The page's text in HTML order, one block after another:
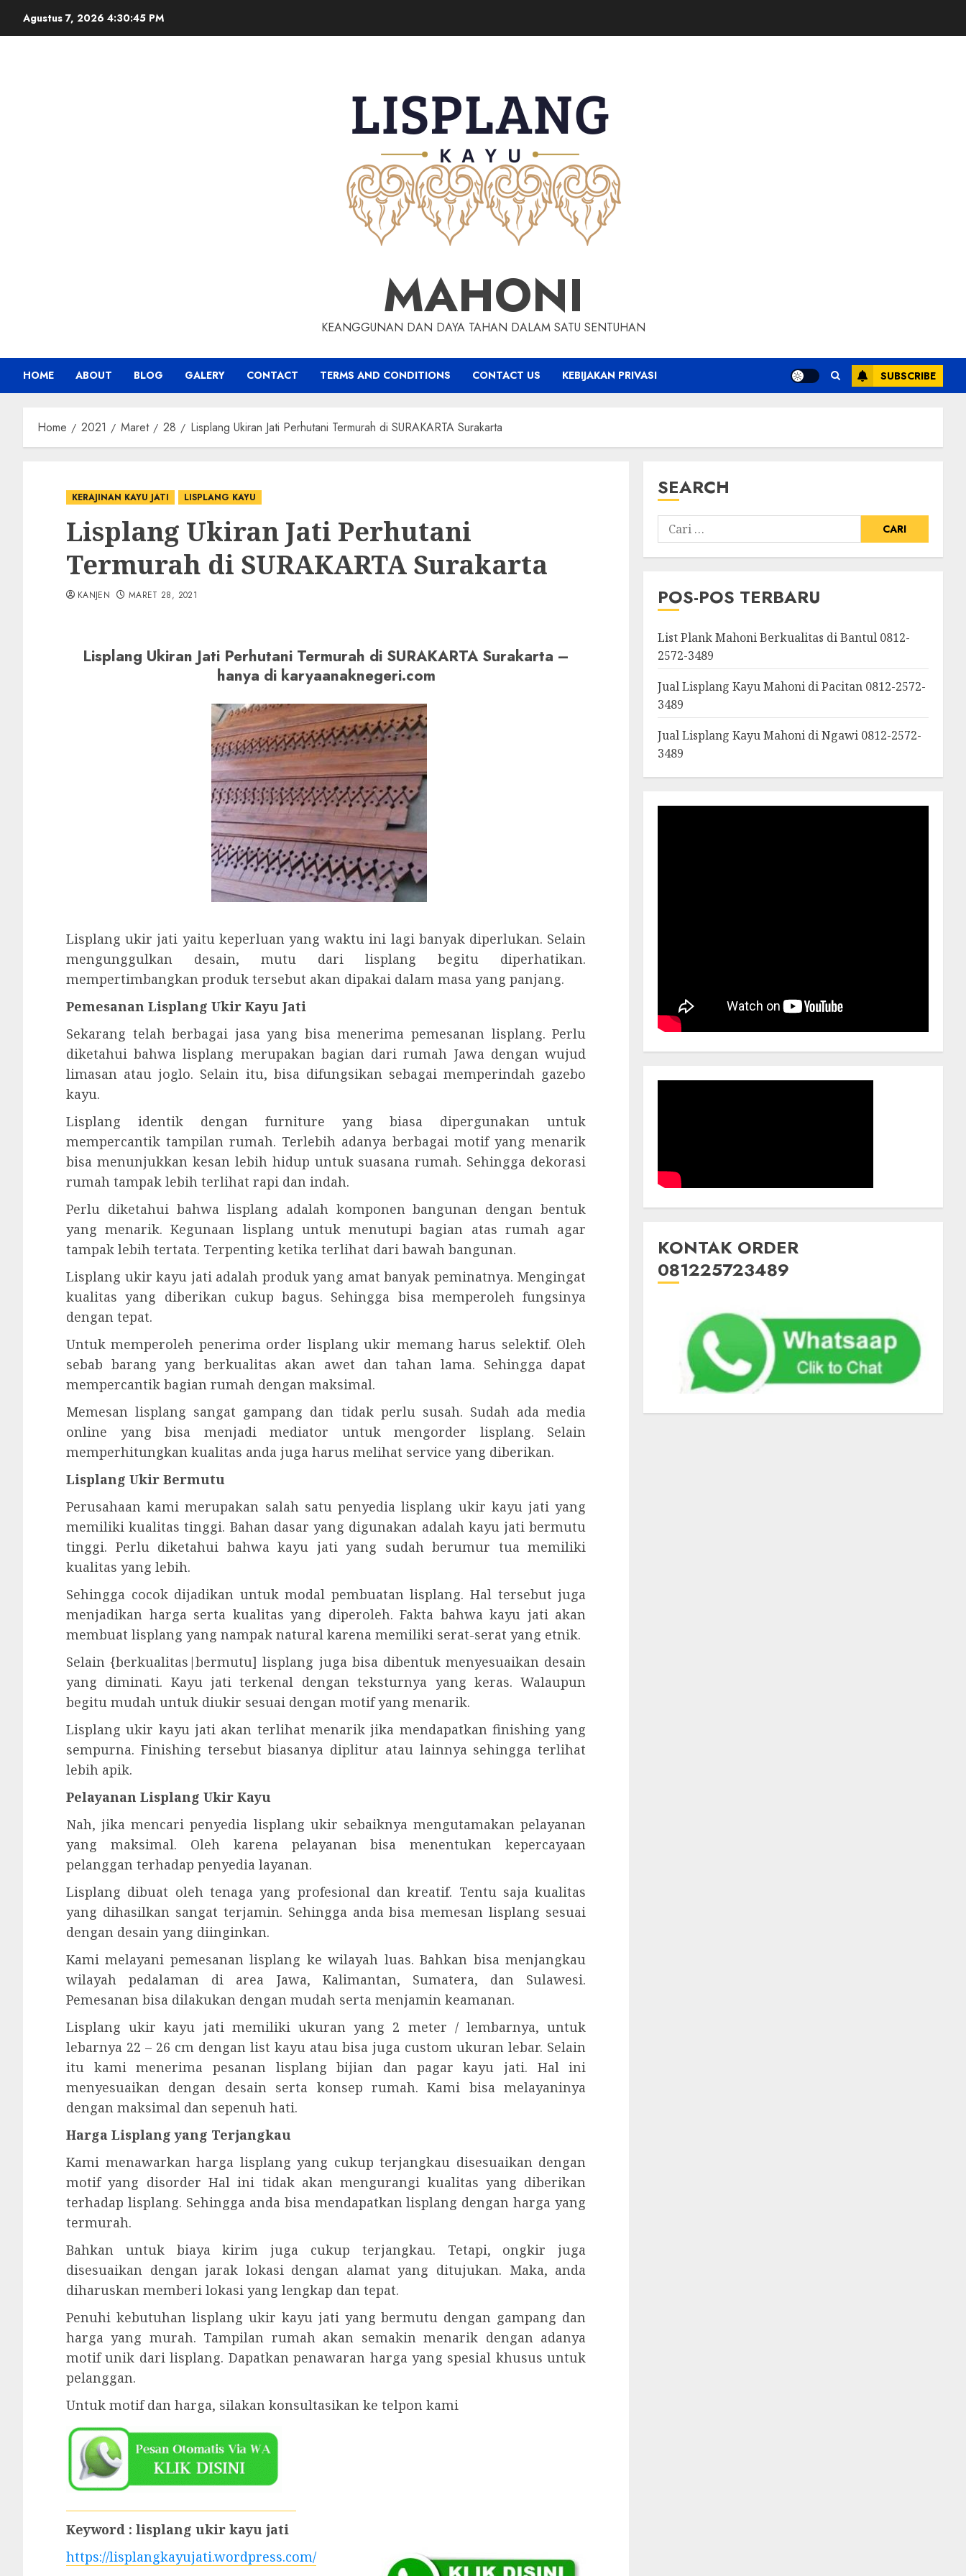
Agustus 7, 2026 4:30:46 PM
MAHONI
KEANGGUNAN DAN DAYA TAHAN DALAM SATU SENTUHAN
HOME ABOUT BLOG GALERY CONTACT TERMS AND CONDITIONS CONTACT US KEBIJAKAN PRIVASI SUBSCRIBE
Home 2021 Maret 28 Lisplang Ukiran Jati Perhutani Termurah di SURAKARTA Surakarta
KERAJINAN KAYU JATI LISPLANG KAYU
Lisplang Ukiran Jati Perhutani
Termurah di SURAKARTA Surakarta
KANJEN MARET 28, 2021
Lisplang Ukiran Jati Perhutani Termurah di SURAKARTA Surakarta –
hanya di karyaanaknegeri.com
Lisplang ukir jati yaitu keperluan yang waktu ini lagi banyak diperlukan. Selain
mengunggulkan desain, mutu dari lisplang begitu diperhatikan.
mempertimbangkan produk tersebut akan dipakai dalam masa yang panjang.
Pemesanan Lisplang Ukir Kayu Jati
Sekarang telah berbagai jasa yang bisa menerima pemesanan lisplang. Perlu
diketahui bahwa lisplang merupakan bagian dari rumah Jawa dengan wujud
limasan atau joglo. Selain itu, bisa difungsikan sebagai memperindah gazebo
kayu.
Lisplang identik dengan furniture yang biasa dipergunakan untuk
mempercantik tampilan rumah. Terlebih adanya berbagai motif yang menarik
bisa menunjukkan kesan lebih hidup untuk suasana rumah. Sehingga dekorasi
rumah tampak lebih terlihat rapi dan indah.
Perlu diketahui bahwa lisplang adalah komponen bangunan dengan bentuk
yang menarik. Kegunaan lisplang untuk menutupi bagian atas rumah agar
tampak lebih tertata. Terpenting ketika terlihat dari bawah bangunan.
Lisplang ukir kayu jati adalah produk yang amat banyak peminatnya. Mengingat
kualitas yang diberikan cukup bagus. Sehingga bisa memperoleh fungsinya
dengan tepat.
Untuk memperoleh penerima order lisplang ukir memang harus selektif. Oleh
sebab barang yang berkualitas akan awet dan tahan lama. Sehingga dapat
mempercantik bagian rumah dengan maksimal.
Memesan lisplang sangat gampang dan tidak perlu susah. Sudah ada media
online yang bisa menjadi mediator untuk mengorder lisplang. Selain
memperhitungkan kualitas anda juga harus melihat service yang diberikan.
Lisplang Ukir Bermutu
Perusahaan kami merupakan salah satu penyedia lisplang ukir kayu jati yang
memiliki kualitas tinggi. Bahan dasar yang digunakan adalah kayu jati bermutu
tinggi. Perlu diketahui bahwa kayu jati yang sudah berumur tua memiliki
kualitas yang lebih.
Sehingga cocok dijadikan untuk modal pembuatan lisplang. Hal tersebut juga
menjadikan harga serta kualitas yang diperoleh. Fakta bahwa kayu jati akan
membuat lisplang yang nampak natural karena memiliki serat-serat yang etnik.
Selain {berkualitas|bermutu] lisplang juga bisa dibentuk menyesuaikan desain
yang diminati. Kayu jati terkenal dengan teksturnya yang keras. Walaupun
begitu mudah untuk diukir sesuai dengan motif yang menarik.
Lisplang ukir kayu jati akan terlihat menarik jika mendapatkan finishing yang
sempurna. Finishing tersebut biasanya diplitur atau lainnya sehingga terlihat
lebih apik.
Pelayanan Lisplang Ukir Kayu
Nah, jika mencari penyedia lisplang ukir sebaiknya mengutamakan pelayanan
yang maksimal. Oleh karena pelayanan bisa menentukan kepercayaan
pelanggan terhadap penyedia layanan.
Lisplang dibuat oleh tenaga yang profesional dan kreatif. Tentu saja kualitas
yang dihasilkan sangat terjamin. Sehingga anda bisa memesan lisplang sesuai
dengan desain yang diinginkan.
Kami melayani pemesanan lisplang ke wilayah luas. Bahkan bisa menjangkau
wilayah pedalaman di area Jawa, Kalimantan, Sumatera, dan Sulawesi.
Pemesanan bisa dilakukan dengan mudah serta menjamin keamanan.
Lisplang ukir kayu jati memiliki ukuran yang 2 meter / lembarnya, untuk
lebarnya 22 – 26 cm dengan list kayu atau bisa juga custom ukuran lebar. Selain
itu kami menerima pesanan lisplang bijian dan pagar kayu jati. Hal ini
menyesuaikan dengan desain serta konsep rumah. Kami bisa melayaninya
dengan maksimal dan sepenuh hati.
Harga Lisplang yang Terjangkau
Kami menawarkan harga lisplang yang cukup terjangkau disesuaikan dengan
motif yang disorder Hal ini tidak akan mengurangi kualitas yang diberikan
terhadap lisplang. Sehingga anda bisa mendapatkan lisplang dengan harga yang
termurah.
Bahkan untuk biaya kirim juga cukup terjangkau. Tetapi, ongkir juga
disesuaikan dengan jarak lokasi dengan alamat yang ditujukan. Maka, anda
diharuskan memberi lokasi yang lengkap dan tepat.
Penuhi kebutuhan lisplang ukir kayu jati yang bermutu dengan gampang dan
harga yang murah. Tampilan rumah akan semakin menarik dengan adanya
motif unik dari lisplang. Dapatkan penawaran harga yang spesial khusus untuk
pelanggan.
Untuk motif dan harga, silakan konsultasikan ke telpon kami
Keyword : lisplang ukir kayu jati
https://lisplangkayujati.wordpress.com/
SEARCH
POS-POS TERBARU
List Plank Mahoni Berkualitas di Bantul 0812-
2572-3489
Jual Lisplang Kayu Mahoni di Pacitan 0812-2572-
3489
Jual Lisplang Kayu Mahoni di Ngawi 0812-2572-
3489
KONTAK ORDER
081225723489